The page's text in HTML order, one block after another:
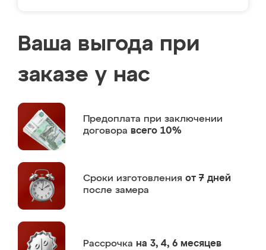
Ваша выгода при
заказе у нас
Предоплата при заключении
договора всего 10%
Сроки изготовления от 7 дней
после замера
Рассрочка на 3, 4, 6 месяцев